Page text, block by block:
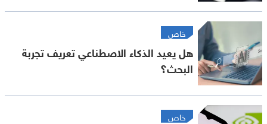
خاص
هل يعيد الذكاء الاصطناعي تعريف تجربة
البحث؟
خاص